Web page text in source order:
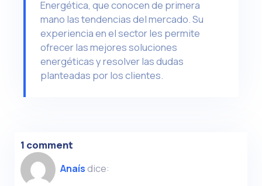
Energética, que conocen de primera
mano las tendencias del mercado. Su
experiencia en el sector les permite
ofrecer las mejores soluciones
energéticas y resolver las dudas
planteadas por los clientes.
1 comment
Anaís dice: